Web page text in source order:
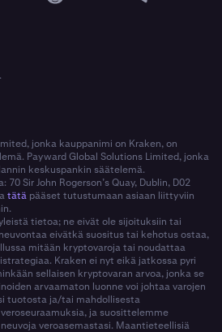
jonka kauppanimi on Kraken, on
Payward Global Solutions Limited, jonka
keskuspankin säätelemä.
Sir John Rogerson’s Quay, Dublin, D02
tätä pääset tutustumaan asiaan liittyviin
tietoa; ne eivät ole sijoituksiin tai
eivätkä suositus tai kehotus ostaa,
mitään kryptovaroja tai noudattaa
Kraken ei nyt eikä jatkossa pyri
sellaisen kryptovaran arvoa, jonka se
arvaamaton luonne voi johtaa varojen
tuotosta ja/tai mahdollisesta
ja suosittelemme
veroasemastasi. Maantieteellisiä